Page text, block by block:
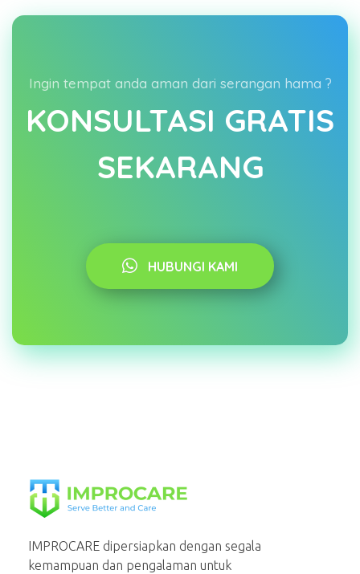
Ingin tempat anda aman dari serangan hama ?
KONSULTASI GRATIS
SEKARANG
HUBUNGI KAMI
IMPROCARE dipersiapkan dengan segala
kemampuan dan pengalaman untuk